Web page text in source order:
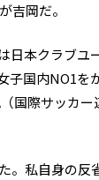
吉岡だ。
日本クラブユ
国内NO1を
国際サッカ
。私自身の